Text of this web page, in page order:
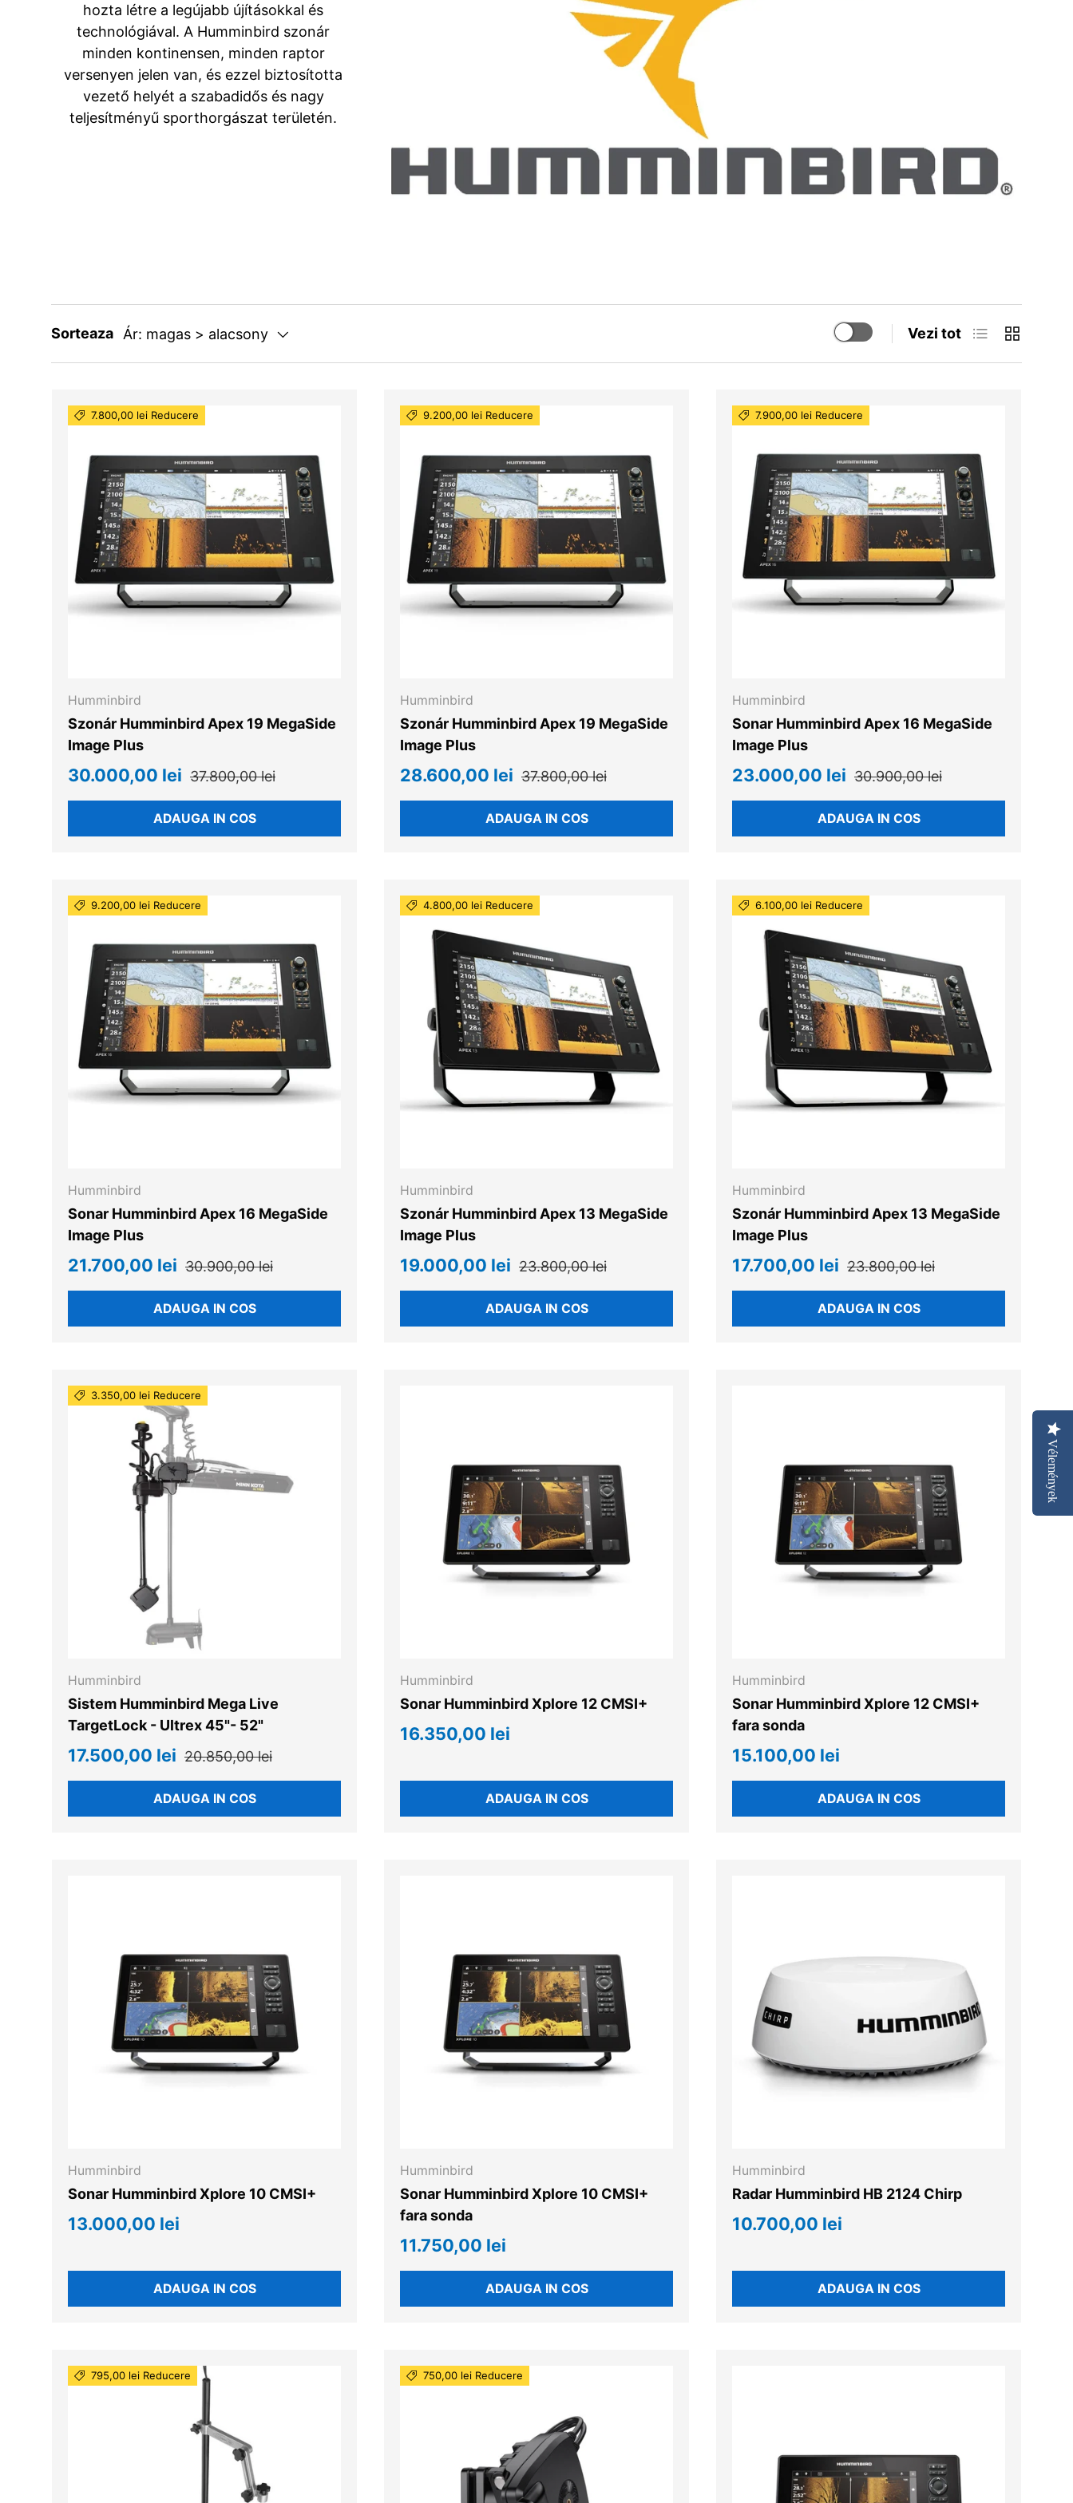
hozta létre a legújabb újításokkal és
technológiával. A Humminbird szonár
minden kontinensen, minden raptor
versenyen jelen van, és ezzel biztosította
vezető helyét a szabadidős és nagy
teljesítményű sporthorgászat területén.
Sorteaza Ár: magas > alacsony Vezi tot
7.800,00 lei Reducere
Humminbird
Szonár Humminbird Apex 19 MegaSide
Image Plus
30.000,00 lei 37.800,00 lei
ADAUGA IN COS
9.200,00 lei Reducere
Humminbird
Szonár Humminbird Apex 19 MegaSide
Image Plus
28.600,00 lei 37.800,00 lei
ADAUGA IN COS
7.900,00 lei Reducere
Humminbird
Sonar Humminbird Apex 16 MegaSide
Image Plus
23.000,00 lei 30.900,00 lei
ADAUGA IN COS
9.200,00 lei Reducere
Humminbird
Sonar Humminbird Apex 16 MegaSide
Image Plus
21.700,00 lei 30.900,00 lei
ADAUGA IN COS
4.800,00 lei Reducere
Humminbird
Szonár Humminbird Apex 13 MegaSide
Image Plus
19.000,00 lei 23.800,00 lei
ADAUGA IN COS
6.100,00 lei Reducere
Humminbird
Szonár Humminbird Apex 13 MegaSide
Image Plus
17.700,00 lei 23.800,00 lei
ADAUGA IN COS
3.350,00 lei Reducere
Humminbird
Sistem Humminbird Mega Live
TargetLock - Ultrex 45"- 52"
17.500,00 lei 20.850,00 lei
ADAUGA IN COS
Humminbird
Sonar Humminbird Xplore 12 CMSI+
16.350,00 lei
ADAUGA IN COS
Humminbird
Sonar Humminbird Xplore 12 CMSI+
fara sonda
15.100,00 lei
ADAUGA IN COS
Humminbird
Sonar Humminbird Xplore 10 CMSI+
13.000,00 lei
ADAUGA IN COS
Humminbird
Sonar Humminbird Xplore 10 CMSI+
fara sonda
11.750,00 lei
ADAUGA IN COS
Humminbird
Radar Humminbird HB 2124 Chirp
10.700,00 lei
ADAUGA IN COS
795,00 lei Reducere 750,00 lei Reducere
Vélemények